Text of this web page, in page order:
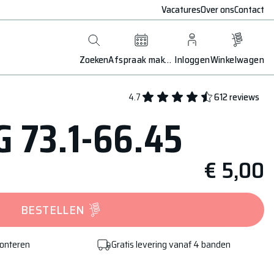
VacaturesOver onsContact
Zoeken Afspraak maken InloggenWinkelwagen
4.7 612reviews
73.1-66.45
€ 5,00
BESTELLEN
Gratis levering vanaf 4 banden